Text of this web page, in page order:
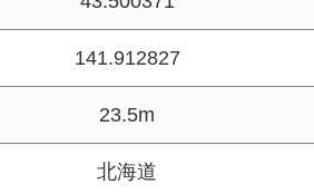
141.912827
23.5m
北海道